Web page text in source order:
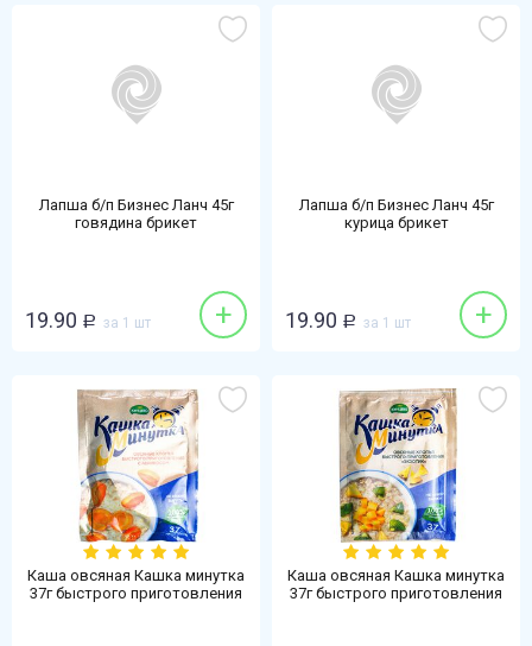
Лапша б/п Бизнес Ланч 45г
говядина брикет
19.90 Р за 1 шт +
Лапша б/п Бизнес Ланч 45г
курица брикет
19.90 Р за 1 шт +
Каша овсяная Кашка минутка
37г быстрого приготовления
Каша овсяная Кашка минутка
37г быстрого приготовления